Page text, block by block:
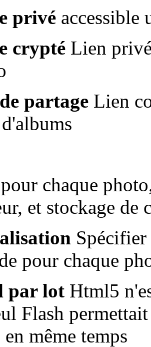
privé accessible
crypté Lien
partage Lien
pour chaque
et stockage de
pour chaque
par lot Html5
Flash
même temps